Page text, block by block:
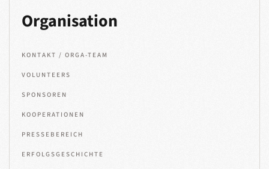
Organisation
KONTAKT / ORGA-TEAM
VOLUNTEERS
SPONSOREN
KOOPERATIONEN
PRESSEBEREICH
ERFOLGSGESCHICHTE